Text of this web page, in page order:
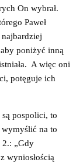
On wybrał.
Paweł
poniżyć inną
A więc oni
potęguje ich
pospolici, to
na to
2.: „Gdy
wyniosłością